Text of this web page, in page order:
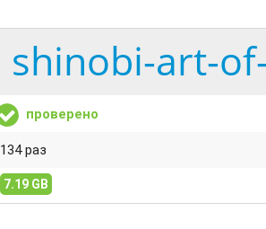
shinobi-art-
проверено
134 раз
7.19 GB